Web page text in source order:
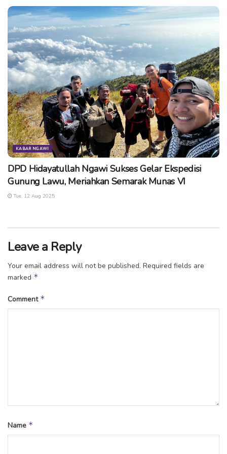
Tags: jalan tol ngawi
tarif tol ngawi
tarif tol ngawi-wilangan
KABAR NGAWI
DPD Hidayatullah Ngawi Sukses Gelar Ekspedisi
Gunung Lawu, Meriahkan Semarak Munas VI
Tue, 12 Aug 2025
Leave a Reply
Your email address will not be published. Required fields are
marked *
Comment *
Name *